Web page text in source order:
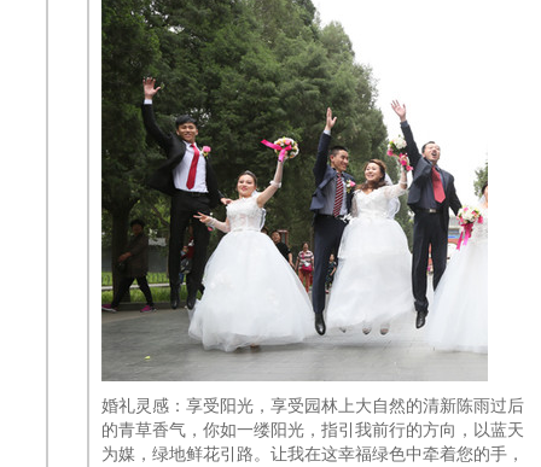
婚礼灵感：享受阳光，享受园林上大自然的清新陈雨过后
的青草香气，你如一缕阳光，指引我前行的方向，以蓝天
为媒，绿地鲜花引路。让我在这幸福绿色中牵着您的手，